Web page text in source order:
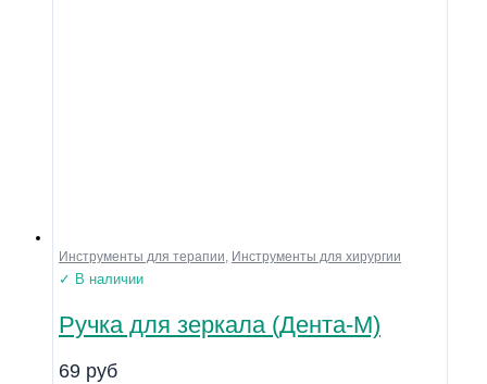
Инструменты для терапии, Инструменты для хирургии
✓ В наличии
Ручка для зеркала (Дента-М)
69 руб